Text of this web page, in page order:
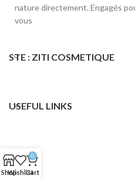
nature directement. Engagés
vous
STE : ZITI COSMETIQUE
USEFUL LINKS
ShopWishlist
0
Cart